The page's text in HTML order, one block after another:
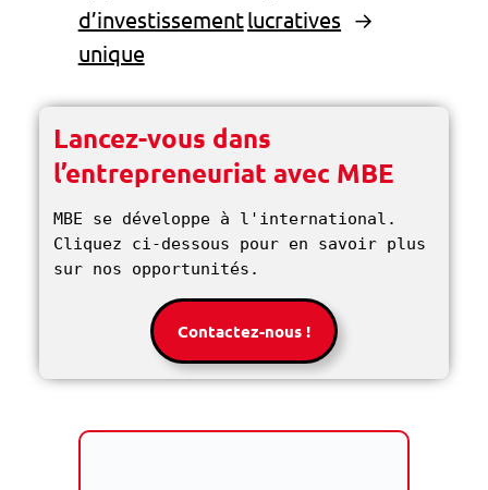
d’investissement
unique
lucratives →
Lancez-vous dans
l’entrepreneuriat avec MBE
MBE se développe à l'international.
Cliquez ci-dessous pour en savoir plus
sur nos opportunités.
Contactez-nous !